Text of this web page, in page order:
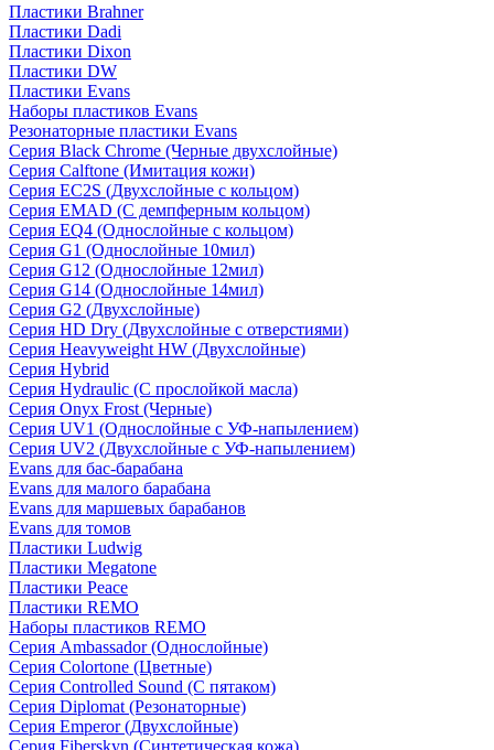
Пластики Brahner
Пластики Dadi
Пластики Dixon
Пластики DW
Пластики Evans
Наборы пластиков Evans
Резонаторные пластики Evans
Серия Black Chrome (Черные двухслойные)
Серия Calftone (Имитация кожи)
Серия EC2S (Двухслойные с кольцом)
Серия EMAD (С демпферным кольцом)
Серия EQ4 (Однослойные с кольцом)
Серия G1 (Однослойные 10мил)
Серия G12 (Однослойные 12мил)
Серия G14 (Однослойные 14мил)
Серия G2 (Двухслойные)
Серия HD Dry (Двухслойные с отверстиями)
Серия Heavyweight HW (Двухслойные)
Серия Hybrid
Серия Hydraulic (С прослойкой масла)
Серия Onyx Frost (Черные)
Серия UV1 (Однослойные с УФ-напылением)
Серия UV2 (Двухслойные с УФ-напылением)
Evans для бас-барабана
Evans для малого барабана
Evans для маршевых барабанов
Evans для томов
Пластики Ludwig
Пластики Megatone
Пластики Peace
Пластики REMO
Наборы пластиков REMO
Серия Ambassador (Однослойные)
Серия Colortone (Цветные)
Серия Controlled Sound (С пятаком)
Серия Diplomat (Резонаторные)
Серия Emperor (Двухслойные)
Серия Fiberskyn (Синтетическая кожа)